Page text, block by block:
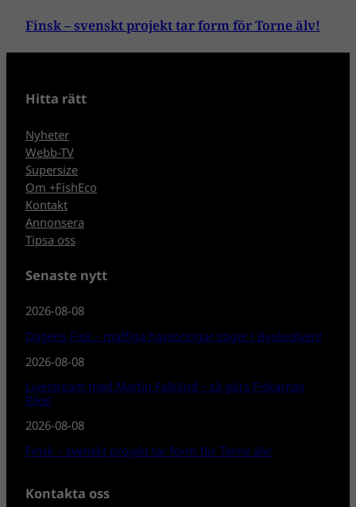
Finsk – svenskt projekt tar form för Torne älv!
Hitta rätt
Nyheter
Webb-TV
Supersize
Om +FishEco
Kontakt
Annonsera
Tipsa oss
Senaste nytt
2026-08-08
Dagens Fisk – maffiga havsöringar stiger i Byskeälven!
2026-08-08
Livestream med Martin Falklind – så görs Fiskarnas
Rike!
2026-08-08
Finsk – svenskt projekt tar form för Torne älv!
Kontakta oss